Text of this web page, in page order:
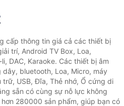
cấp thông tin giá cả các thiết bị
trí, Android TV Box, Loa,
DAC, Karaoke. Các thiết bị âm
bluetooth, Loa, Micro, máy
USB, Đĩa, Thẻ nhớ, Ổ cứng di
sẵn có cùng sự nỗ lực không
280000 sản phẩm, giúp bạn có